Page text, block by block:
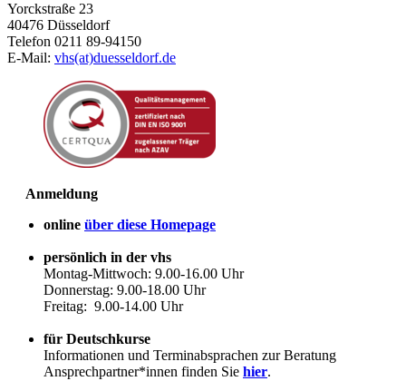
Yorckstraße 23
40476 Düsseldorf
Telefon 0211 89-94150
E-Mail: vhs(at)duesseldorf.de
Anmeldung
online über diese Homepage
persönlich in der vhs
Montag-Mittwoch: 9.00-16.00 Uhr
Donnerstag: 9.00-18.00 Uhr
Freitag: 9.00-14.00 Uhr
für Deutschkurse
Informationen und Terminabsprachen zur Beratung
Ansprechpartner*innen finden Sie hier.